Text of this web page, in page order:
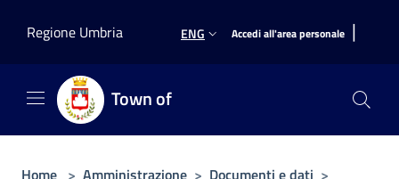
Regione Umbria
ENG Accedi all'area personale |
Town of
Home > Amministrazione > Documenti e dati >